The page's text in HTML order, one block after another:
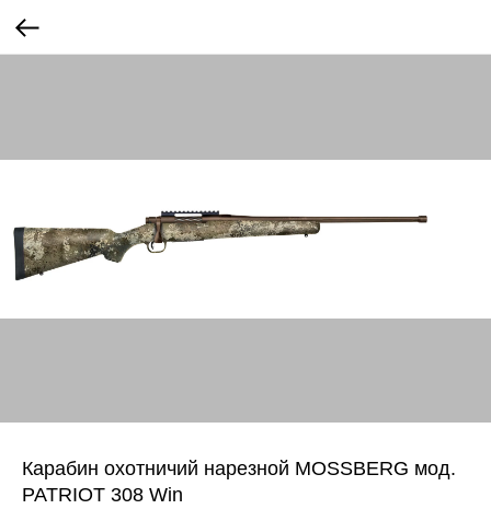
Карабин охотничий нарезной MOSSBERG мод.
PATRIOT 308 Win